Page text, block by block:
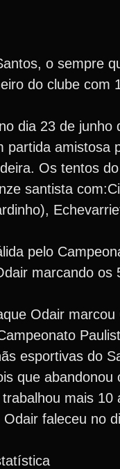
o sempre
do clube com
dia 23 de junho
partida amistosa
Os tentos
santista
pelo
marcando os
Odair
esportivas do
que
mais 10
faleceu no